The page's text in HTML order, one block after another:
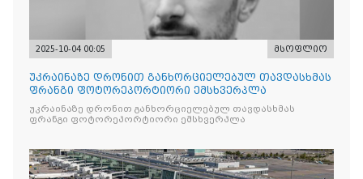
2025-10-04 00:05 მსოფლიო
უკრაინაზე დრონით განხორციელებულ თავდასხმას
ფრანგი ფოტორეპორტიორი ემსხვერპლა
უკრაინაზე დრონით განხორციელებულ თავდასხმას
ფრანგი ფოტორეპორტიორი ემსხვერპლა